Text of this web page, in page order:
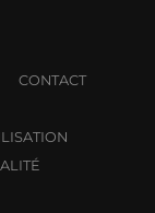
CONTACT